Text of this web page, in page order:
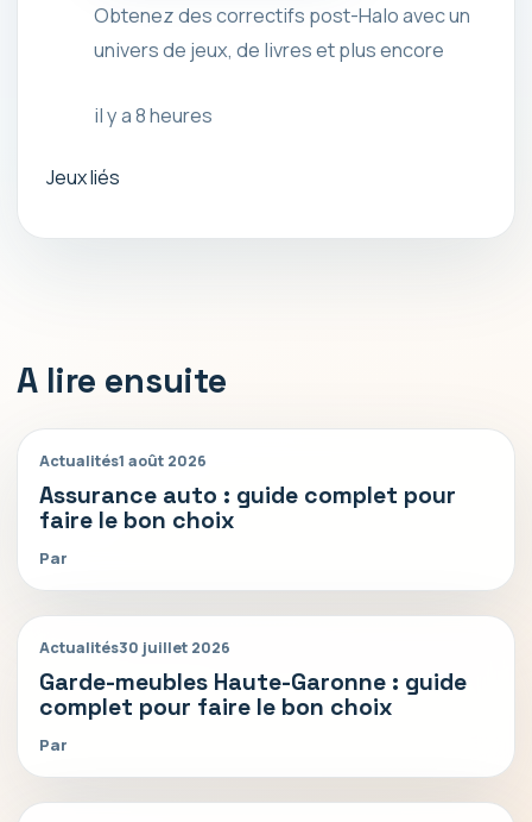
Obtenez des correctifs post-Halo avec un
univers de jeux, de livres et plus encore
il y a 8 heures
Jeux liés
A lire ensuite
Actualités1 août 2026
Assurance auto : guide complet pour
faire le bon choix
Par
Actualités30 juillet 2026
Garde-meubles Haute-Garonne : guide
complet pour faire le bon choix
Par